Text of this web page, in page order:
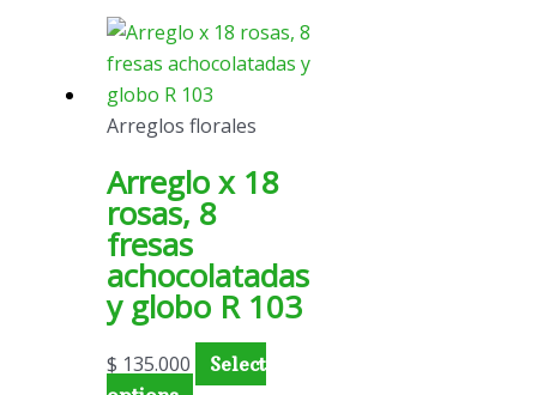
Arreglos florales
Arreglo x 18
rosas, 8
fresas
achocolatadas
y globo R 103
$ 135.000
Select